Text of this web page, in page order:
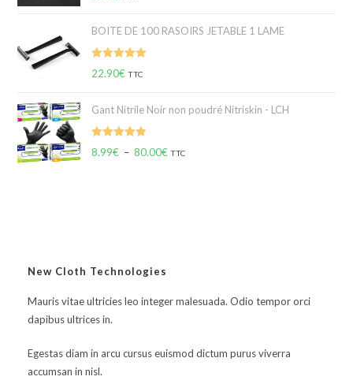
BOITE DE 100 RASOIRS JETABLE 1 LAME
Note5.00
22.90€ TTC
Gant Nitrile Noir non poudré Nitriskin - LCH
Note5.00
8.99€ – 80.00€ TTC
New Cloth Technologies
Mauris vitae ultricies leo integer malesuada. Odio tempor orci
dapibus ultrices in.
Egestas diam in arcu cursus euismod dictum purus viverra
accumsan in nisl.